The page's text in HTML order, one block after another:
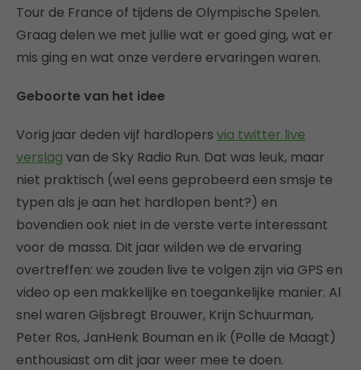
Tour de France of tijdens de Olympische Spelen.
Graag delen we met jullie wat er goed ging, wat er
mis ging en wat onze verdere ervaringen waren.
Geboorte van het idee
Vorig jaar deden vijf hardlopers via twitter live
verslag van de Sky Radio Run. Dat was leuk, maar
niet praktisch (wel eens geprobeerd een smsje te
typen als je aan het hardlopen bent?) en
bovendien ook niet in de verste verte interessant
voor de massa. Dit jaar wilden we de ervaring
overtreffen: we zouden live te volgen zijn via GPS en
video op een makkelijke en toegankelijke manier. Al
snel waren Gijsbregt Brouwer, Krijn Schuurman,
Peter Ros, JanHenk Bouman en ik (Polle de Maagt)
enthousiast om dit jaar weer mee te doen.